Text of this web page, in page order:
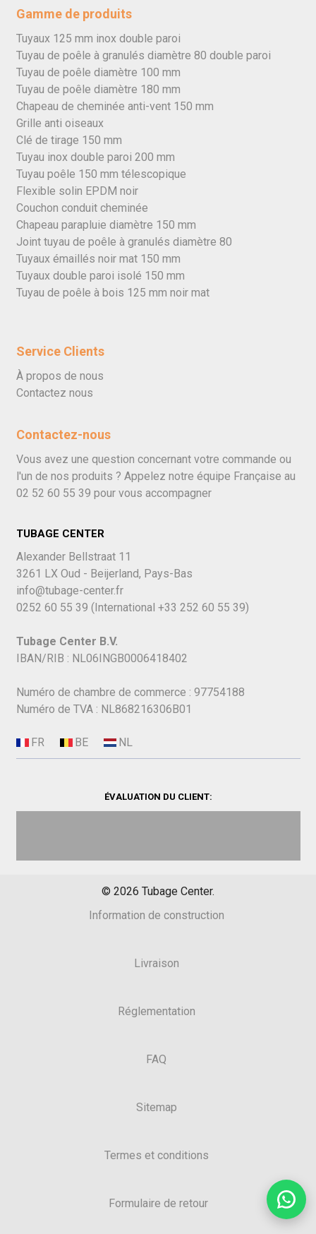
Gamme de produits
Tuyaux 125 mm inox double paroi
Tuyau de poêle à granulés diamètre 80 double paroi
Tuyau de poêle diamètre 100 mm
Tuyau de poêle diamètre 180 mm
Chapeau de cheminée anti-vent 150 mm
Grille anti oiseaux
Clé de tirage 150 mm
Tuyau inox double paroi 200 mm
Tuyau poêle 150 mm télescopique
Flexible solin EPDM noir
Couchon conduit cheminée
Chapeau parapluie diamètre 150 mm
Joint tuyau de poêle à granulés diamètre 80
Tuyaux émaillés noir mat 150 mm
Tuyaux double paroi isolé 150 mm
Tuyau de poêle à bois 125 mm noir mat
Service Clients
À propos de nous
Contactez nous
Contactez-nous
Vous avez une question concernant votre commande ou
l'un de nos produits ? Appelez notre équipe Française au
02 52 60 55 39 pour vous accompagner
TUBAGE CENTER
Alexander Bellstraat 11
3261 LX Oud - Beijerland, Pays-Bas
info@tubage-center.fr
0252 60 55 39 (International +33 252 60 55 39)
Tubage Center B.V.
IBAN/RIB : NL06INGB0006418402
Numéro de chambre de commerce : 97754188
Numéro de TVA : NL868216306B01
ÉVALUATION DU CLIENT:
© 2026 Tubage Center.
Information de construction
Livraison
Réglementation
FAQ
Sitemap
Termes et conditions
Formulaire de retour